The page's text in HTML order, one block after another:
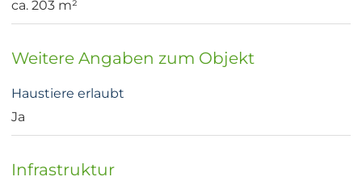
ca. 203 m²
Weitere Angaben zum Objekt
Haustiere erlaubt
Ja
Infrastruktur